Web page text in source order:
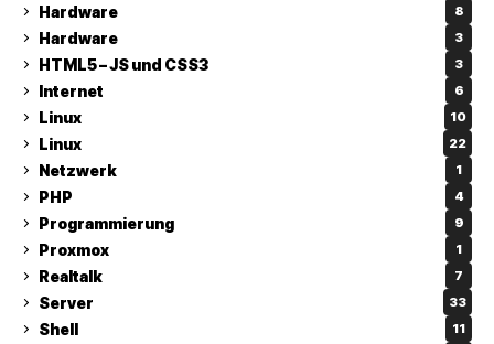
Hardware 8
Hardware 3
HTML5 – JS und CSS3 3
Internet 6
Linux 10
Linux 22
Netzwerk 1
PHP 4
Programmierung 9
Proxmox 1
Realtalk 7
Server 33
Shell 11